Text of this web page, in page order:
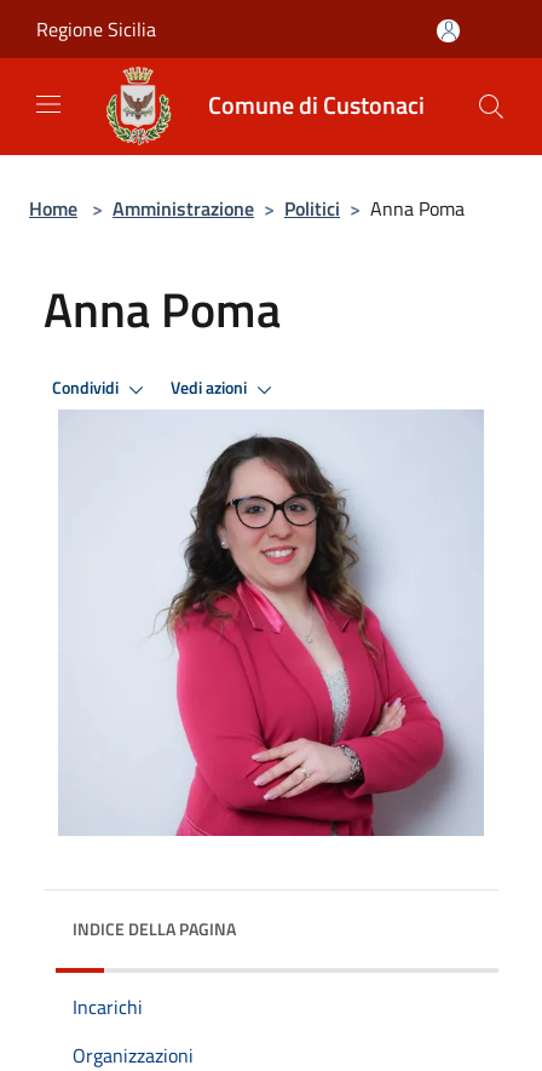
Regione Sicilia
Comune di Custonaci
Home > Amministrazione > Politici > Anna Poma
Anna Poma
Condividi Vedi azioni
INDICE DELLA PAGINA
Incarichi
Organizzazioni